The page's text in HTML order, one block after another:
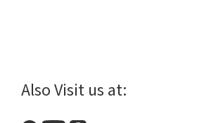
Also Visit us at: